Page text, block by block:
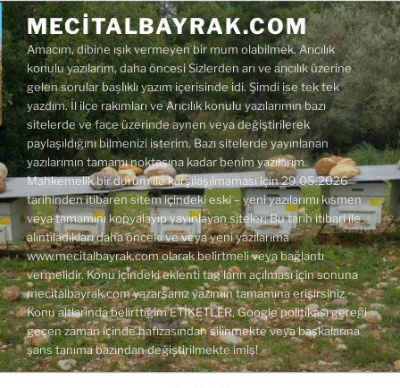
İçeriğe
geç MECITALBAYRAK.COM
Amacım, dibine ışık vermeyen bir mum olabilmek. Arıcılık
konulu yazılarım, daha öncesi Sizlerden arı ve arıcılık üzerine
gelen sorular başlıklı yazım içerisinde idi. Şimdi ise tek tek
yazdım. İl ilçe rakımları ve Arıcılık konulu yazılarımın bazı
sitelerde ve face üzerinde aynen veya değiştirilerek
paylaşıldığını bilmenizi isterim. Bazı sitelerde yayınlanan
yazılarımın tamamı noktasına kadar benim yazılarım.
Mahkemelik bir durum ile karşılaşılmaması için 29.05.2026
tarihinden itibaren sitem içindeki eski – yeni yazılarımı kısmen
veya tamamını kopyalayıp yayınlayan siteler; Bu tarih itibari ile
alıntıladıkları daha önceki ve veya yeni yazılarıma
www.mecitalbayrak.com olarak belirtmeli veya bağlantı
vermelidir. Konu içindeki eklenti tag'ların açılması için sonuna
mecitalbayrak.com yazarsanız yazımın tamamına erişirsiniz.
Konu altlarında belirttiğim ETİKETLER, Google politikası gereği
geçen zaman içinde hafızasından silinmekte veya başkalarına
şans tanıma bazından değiştirilmekte imiş!